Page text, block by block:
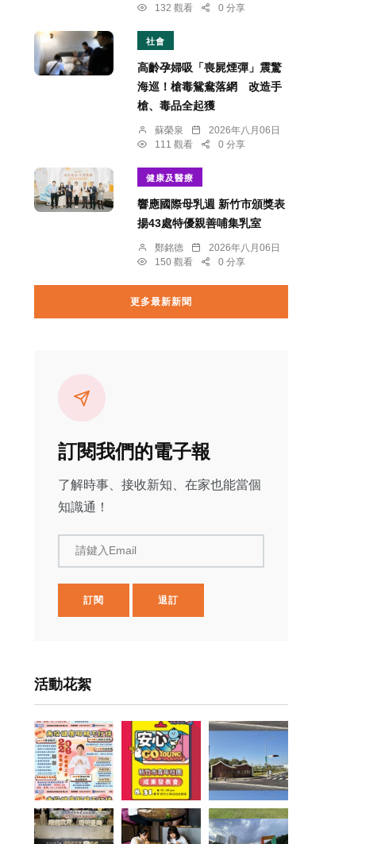
132 觀看
0 分享
社會
高齡孕婦吸「喪屍煙彈」震驚
海巡！槍毒鴛鴦落網 改造手
槍、毒品全起獲
蘇榮泉
2026年八月06日
111 觀看
0 分享
健康及醫療
響應國際母乳週 新竹市頒獎表
揚43處特優親善哺集乳室
鄭銘德
2026年八月06日
150 觀看
0 分享
更多最新新聞
訂閱我們的電子報
了解時事、接收新知、在家也能當個
知識通！
請鍵入Email
訂閱 退訂
活動花絮